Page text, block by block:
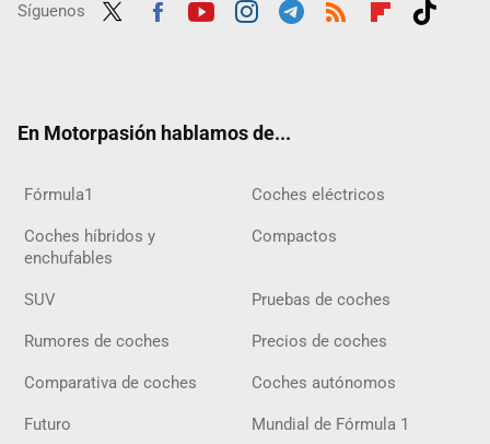
Síguenos
En Motorpasión hablamos de...
Fórmula1 Coches eléctricos
Coches híbridos y
enchufables
Compactos
SUV Pruebas de coches
Rumores de coches Precios de coches
Comparativa de coches Coches autónomos
Futuro Mundial de Fórmula 1